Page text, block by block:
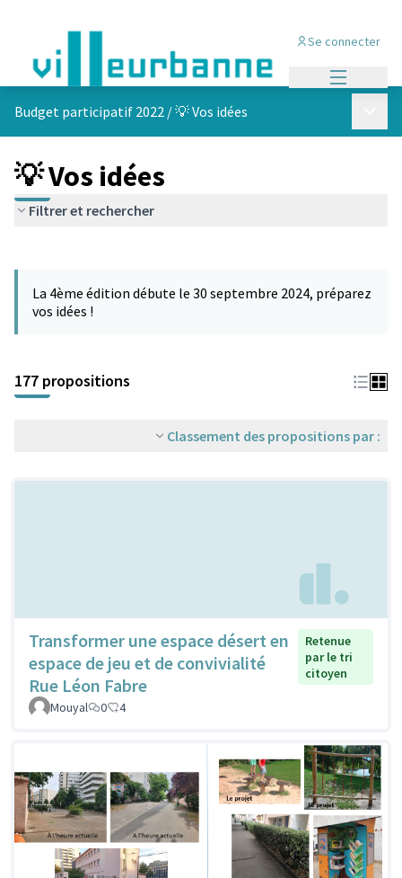
Se connecter
Budget participatif 2022 /💡 Vos idées
💡 Vos idées
Filtrer et rechercher
−
La 4ème édition débute le 30 septembre 2024, préparez
vos idées !
177 propositions
Classement des propositions par :
Transformer une espace désert en
espace de jeu et de convivialité
Rue Léon Fabre
Retenue
par le tri
citoyen
Mouyal 0 4